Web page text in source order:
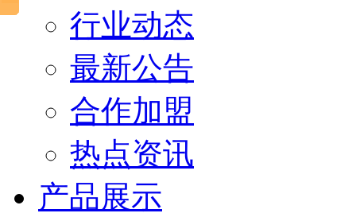
行业动态
最新公告
合作加盟
热点资讯
产品展示